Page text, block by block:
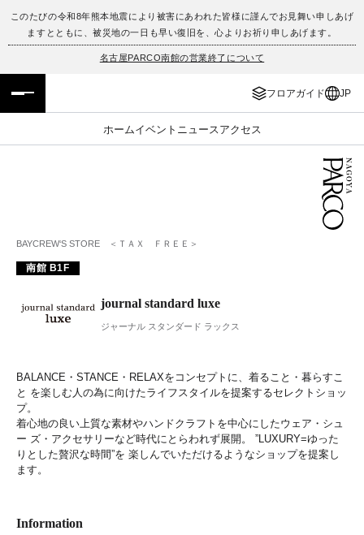
このたびの令和8年熊本地震により被害にあわれた皆様に謹んでお見舞い申しあげ
ますとともに、被災地の一日も早い復旧を、心よりお祈り申しあげます。
名古屋PARCO南館の営業終了について
フロアガイド JP
ホームイベント ニュース アクセス
フロアガイド
イベント・ポップアップ
TAX FREE
PARCOメンバーズ
ENGLISH
日本語
BAYCREW‘S STORE ＜ＴＡＸ ＦＲＥＥ＞
南館 B1F
journal standard luxe
ジャーナル スタンダード ラックス
BALANCE・STANCE・RELAXをコンセプトに、着ること・暮らすこ
と を楽しむ人の為に向けたライフスタイルを提案するセレクトショッ
プ。
着心地の良い上質な素材やハンドクラフトを中心にしたウェア・シュ
ー ズ・アクセサリーなど時代にとらわれず展開。 ”LUXURY=ゆった
りとした贅沢な時間”を 楽しんでいただけるようなショップを提案し
ます。
Information